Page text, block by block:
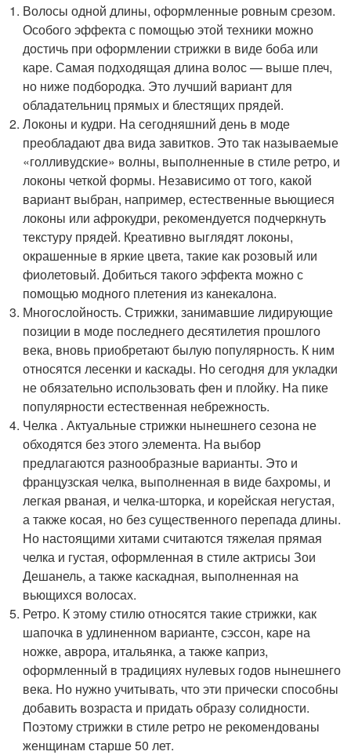
Волосы одной длины, оформленные ровным срезом.
Особого эффекта с помощью этой техники можно
достичь при оформлении стрижки в виде боба или
каре. Самая подходящая длина волос — выше плеч,
но ниже подбородка. Это лучший вариант для
обладательниц прямых и блестящих прядей.
Локоны и кудри. На сегодняшний день в моде
преобладают два вида завитков. Это так называемые
«голливудские» волны, выполненные в стиле ретро, и
локоны четкой формы. Независимо от того, какой
вариант выбран, например, естественные вьющиеся
локоны или афрокудри, рекомендуется подчеркнуть
текстуру прядей. Креативно выглядят локоны,
окрашенные в яркие цвета, такие как розовый или
фиолетовый. Добиться такого эффекта можно с
помощью модного плетения из канекалона.
Многослойность. Стрижки, занимавшие лидирующие
позиции в моде последнего десятилетия прошлого
века, вновь приобретают былую популярность. К ним
относятся лесенки и каскады. Но сегодня для укладки
не обязательно использовать фен и плойку. На пике
популярности естественная небрежность.
Челка . Актуальные стрижки нынешнего сезона не
обходятся без этого элемента. На выбор
предлагаются разнообразные варианты. Это и
французская челка, выполненная в виде бахромы, и
легкая рваная, и челка-шторка, и корейская негустая,
а также косая, но без существенного перепада длины.
Но настоящими хитами считаются тяжелая прямая
челка и густая, оформленная в стиле актрисы Зои
Дешанель, а также каскадная, выполненная на
вьющихся волосах.
Ретро. К этому стилю относятся такие стрижки, как
шапочка в удлиненном варианте, сэссон, каре на
ножке, аврора, итальянка, а также каприз,
оформленный в традициях нулевых годов нынешнего
века. Но нужно учитывать, что эти прически способны
добавить возраста и придать образу солидности.
Поэтому стрижки в стиле ретро не рекомендованы
женщинам старше 50 лет.